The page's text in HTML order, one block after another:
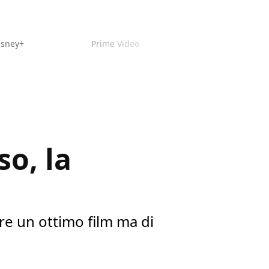
Prime Video
la
un ottimo film ma di